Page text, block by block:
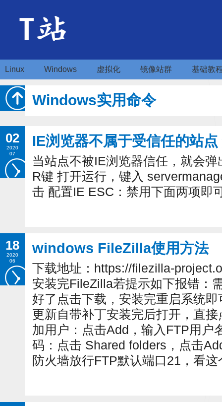
Linux Windows 虚拟化 镜像站群 基础教
Windows实用命令
02
2020
07
IE浏览器不属于受信任的站
当站点不被IE浏览器信任，就会
R键 打开运行，键入
击 配置IE ESC：禁用下面两项即
18
2020
06
windows FileZilla使用方法
下载地址：https://filezilla-
安装完FileZilla若提示如下报错：
好了点击下载，安装完重启系统
更新自带补丁安装完后打开，直
加用户：点击Add，输入FTP用户
码：点击 Shared folders，点击
防火墙放行FTP默认端口21，看